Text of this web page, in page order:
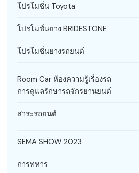
โปรโมชั่น Toyota
โปรโมชั่นยาง BRIDESTONE
โปรโมชั่นยางรถยนต์
Room Car ห้องความรู้เรื่องรถ
การดูแลรักษารถจักรยานยนต์
สาระรถยนต์
SEMA SHOW 2023
การทหาร